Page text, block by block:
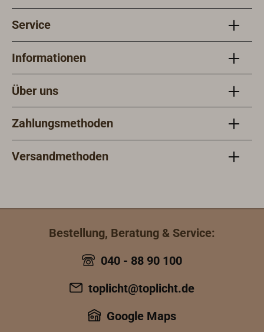
Service
Informationen
Über uns
Zahlungsmethoden
Versandmethoden
Bestellung, Beratung & Service:
040 - 88 90 100
toplicht@toplicht.de
Google Maps